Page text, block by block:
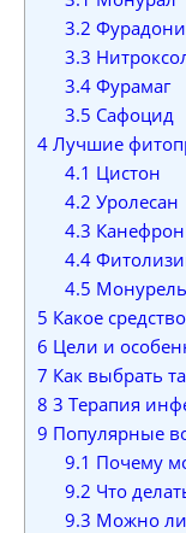
3.2
3.3
3.4Фурамаг
3.5 Сафоцид
4 Лучшие
4.1 Цистон
4.2 Уролесан
4.3
4.4
4.5 Монурель
5 Какое
6 Цели и
7 Как выбрать
8 3 Терапия
9 Популярные
9.1 Почему
9.2 Что
9.3 Можно ли